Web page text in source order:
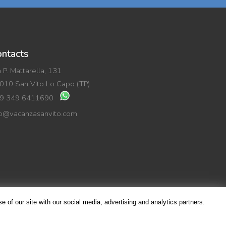
P. Mattarella, 131
San Vito Lo Capo (TP)
349 6411690
of our site with our social media, advertising and analytics partners.